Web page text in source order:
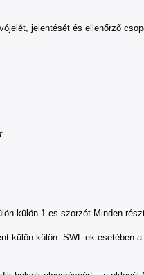
jelentését és ellenőrző
külön 1-es szorzót Minden
külön-külön. SWL-ek esetében